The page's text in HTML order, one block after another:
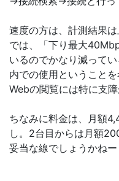
速度の方は、計測結果
では、「下り最大
いるのでかなり減って
内での使用ということ
Webの閲覧には特に支障
ちなみに料金は、月額
し。2台目からは月額
妥当な線でしょうかねー